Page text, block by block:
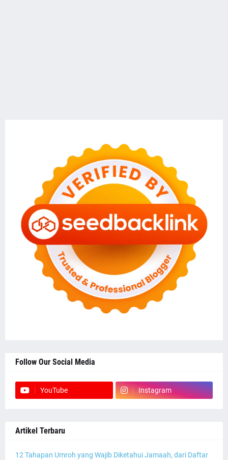
Follow Our Social Media
YouTube Instagram
Artikel Terbaru
12 Tahapan Umroh yang Wajib Diketahui Jamaah, dari Daftar